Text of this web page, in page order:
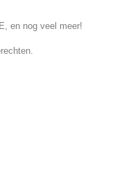
en nog veel meer!